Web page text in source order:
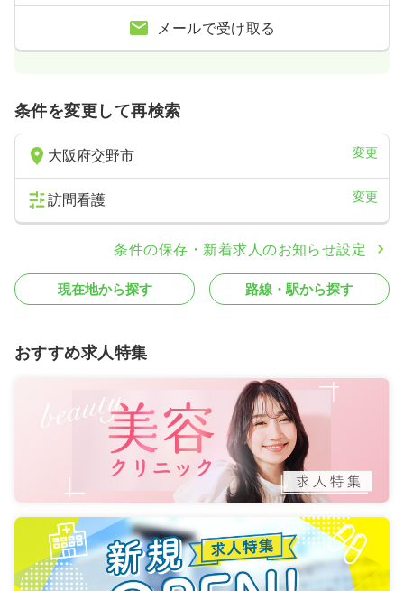
メールで受け取る
条件を変更して再検索
大阪府交野市 変更
訪問看護 変更
条件の保存・新着求人のお知らせ設定
現在地から探す 路線・駅から探す
おすすめ求人特集